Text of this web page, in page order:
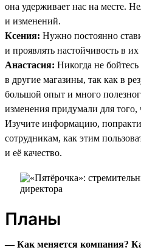
она удерживает нас на месте.
и изменений.
Ксения: Нужно постоянно
и проявлять настойчивость в
Анастасия: Никогда не
в другие магазины, так как в
большой опыт и много
изменения придумали для того,
Изучите информацию,
сотрудникам, как этим
и её качество.
Планы
— Как меняется компания?